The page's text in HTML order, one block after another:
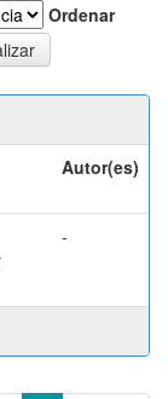
Ordenar
Autor(es)
-